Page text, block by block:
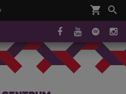
shopping_cart 
